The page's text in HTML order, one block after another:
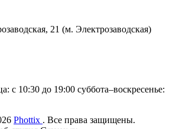
21 (м. Электрозаводская)
с 10:30 до 19:00 суббота–воскресенье:
Phottix . Все права защищены.